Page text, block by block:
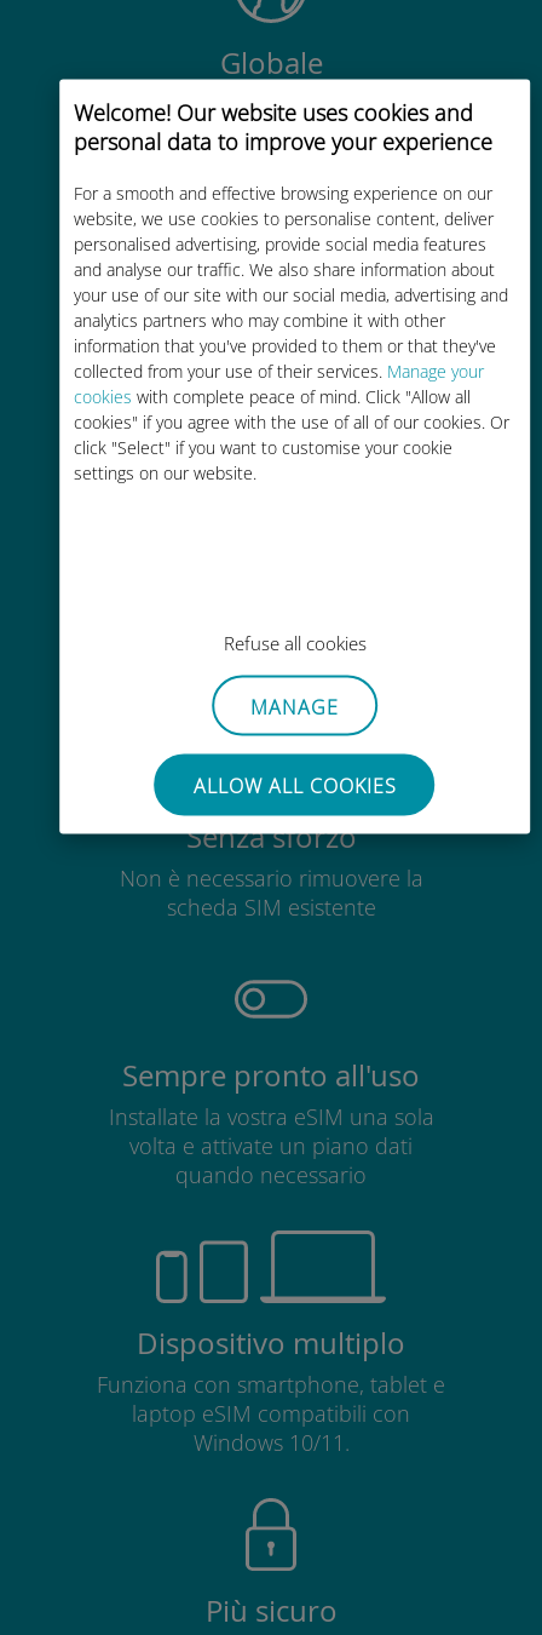
Welcome! Our website uses cookies and
personal data to improve your experience
For a smooth and effective browsing experience on our
website, we use cookies to personalise content, deliver
personalised advertising, provide social media features
and analyse our traffic. We also share information about
your use of our site with our social media, advertising and
analytics partners who may combine it with other
information that you've provided to them or that they've
collected from your use of their services. Manage your
cookies with complete peace of mind. Click "Allow all
cookies" if you agree with the use of all of our cookies. Or
click "Select" if you want to customise your cookie
settings on our website.
Refuse all cookies
MANAGE
ALLOW ALL COOKIES
Globale
Connettività cellulare di alta qualità
in tutto il mondo in oltre 200
destinazioni
Economico
Fino al 90% in meno rispetto alle
tariffe di roaming con il vostro
operatore attuale
Ovunque tramite l'app Ubigi, anche
senza Wi-Fi o dati residui
Senza sforzo
Non è necessario rimuovere la
scheda SIM esistente
Sempre pronto all'uso
Installate la vostra eSIM una sola
volta e attivate un piano dati
quando necessario
Dispositivo multiplo
Funziona con smartphone, tablet e
laptop eSIM compatibili con
Windows 10/11.
Più sicuro